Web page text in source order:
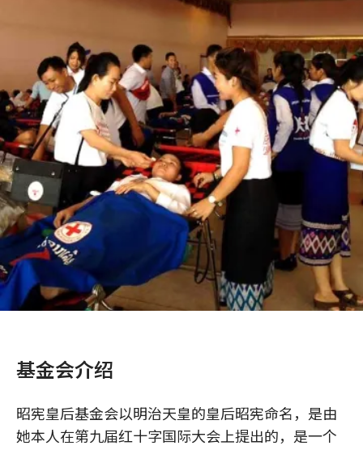
基金会介绍
昭宪皇后基金会以明治天皇的皇后昭宪命名，是由
她本人在第九届红十字国际大会上提出的，是一个